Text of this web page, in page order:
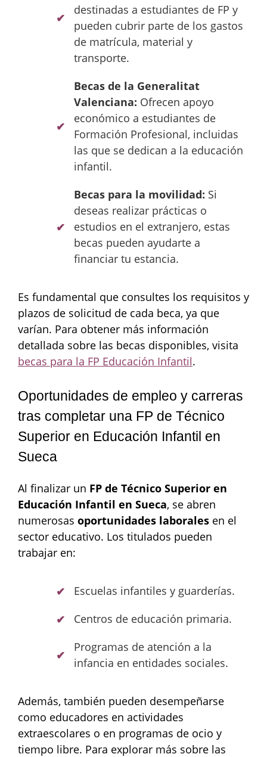
destinadas a estudiantes de FP y
pueden cubrir parte de los gastos
de matrícula, material y
transporte.
Becas de la Generalitat
Valenciana: Ofrecen apoyo
económico a estudiantes de
Formación Profesional, incluidas
las que se dedican a la educación
infantil.
Becas para la movilidad: Si
deseas realizar prácticas o
estudios en el extranjero, estas
becas pueden ayudarte a
financiar tu estancia.
Es fundamental que consultes los requisitos y
plazos de solicitud de cada beca, ya que
varían. Para obtener más información
detallada sobre las becas disponibles, visita
becas para la FP Educación Infantil.
Oportunidades de empleo y carreras
tras completar una FP de Técnico
Superior en Educación Infantil en
Sueca
Al finalizar un FP de Técnico Superior en
Educación Infantil en Sueca, se abren
numerosas oportunidades laborales en el
sector educativo. Los titulados pueden
trabajar en:
Escuelas infantiles y guarderías.
Centros de educación primaria.
Programas de atención a la
infancia en entidades sociales.
Además, también pueden desempeñarse
como educadores en actividades
extraescolares o en programas de ocio y
tiempo libre. Para explorar más sobre las